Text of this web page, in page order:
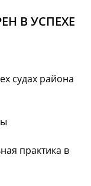
В УСПЕХЕ
судах района
практика в